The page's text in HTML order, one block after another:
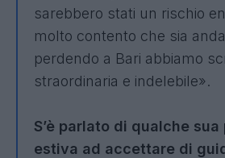
sarebbero stati un rischio
molto contento che sia
perdendo a Bari abbiamo
straordinaria e indelebile».
S’è parlato di qualche
estiva ad accettare di